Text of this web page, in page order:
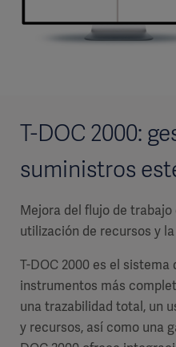
T-DOC 2000:
suministros
Mejora del flujo de
utilización de recursos y
T-DOC 2000 es el
instrumentos más
una trazabilidad total, un
y recursos, así como una